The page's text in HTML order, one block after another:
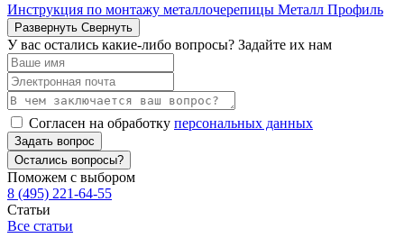
Инструкция по монтажу металлочерепицы Металл Профиль
Развернуть Свернуть
У вас остались какие-либо вопросы? Задайте их нам
Согласен на обработку персональных данных
Задать вопрос
Остались вопросы?
Поможем с выбором
8 (495) 221-64-55
Статьи
Все статьи